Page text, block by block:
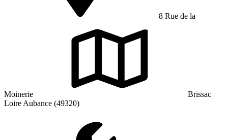
8 Rue de la
Moinerie
Brissac
Loire Aubance (49320)